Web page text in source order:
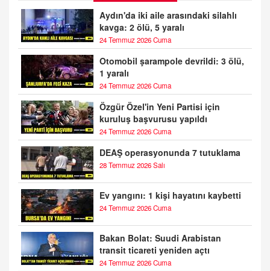
Aydın'da iki aile arasındaki silahlı
kavga: 2 ölü, 5 yaralı
24 Temmuz 2026 Cuma
Otomobil şarampole devrildi: 3 ölü,
1 yaralı
24 Temmuz 2026 Cuma
Özgür Özel'in Yeni Partisi için
kuruluş başvurusu yapıldı
24 Temmuz 2026 Cuma
DEAŞ operasyonunda 7 tutuklama
28 Temmuz 2026 Salı
Ev yangını: 1 kişi hayatını kaybetti
24 Temmuz 2026 Cuma
Bakan Bolat: Suudi Arabistan
transit ticareti yeniden açtı
24 Temmuz 2026 Cuma